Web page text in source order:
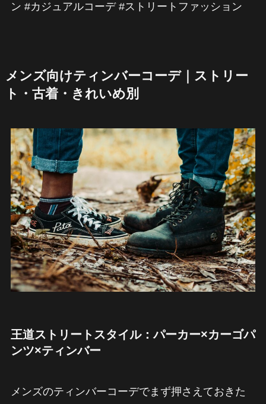
ン #カジュアルコーデ #ストリートファッション
メンズ向けティンバーコーデ｜ストリー
ト・古着・きれいめ別
王道ストリートスタイル：パーカー×カーゴパ
ンツ×ティンバー
メンズのティンバーコーデでまず押さえておきた